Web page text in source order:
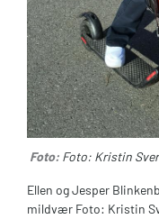
Foto: Foto: Kristin
Ellen og Jesper
mildvær Foto: Kristin